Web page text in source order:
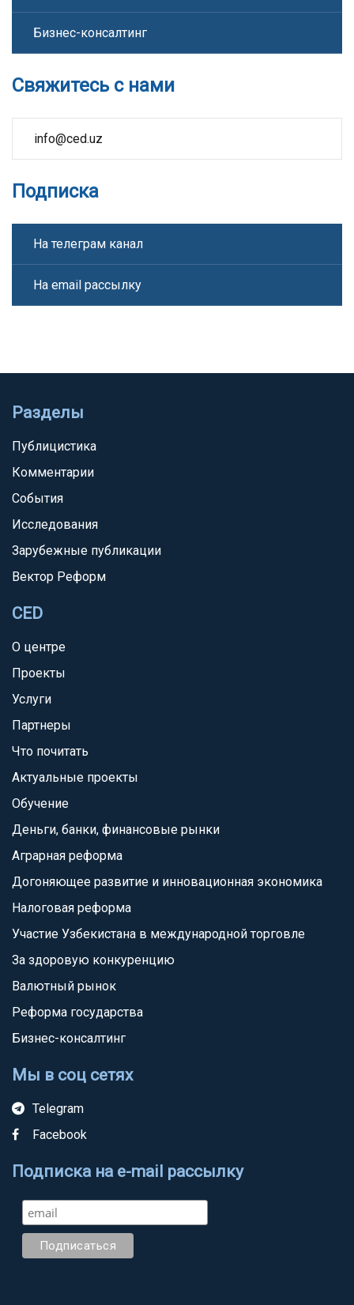
Бизнес-консалтинг
Свяжитесь с нами
info@ced.uz
Подписка
На телеграм канал
На email рассылку
Разделы
Публицистика
Комментарии
События
Исследования
Зарубежные публикации
Вектор Реформ
CED
О центре
Проекты
Услуги
Партнеры
Что почитать
Актуальные проекты
Обучение
Деньги, банки, финансовые рынки
Аграрная реформа
Догоняющее развитие и инновационная экономика
Налоговая реформа
Участие Узбекистана в международной торговле
За здоровую конкуренцию
Валютный рынок
Реформа государства
Бизнес-консалтинг
Мы в соц сетях
Telegram
Facebook
Подписка на e-mail рассылку